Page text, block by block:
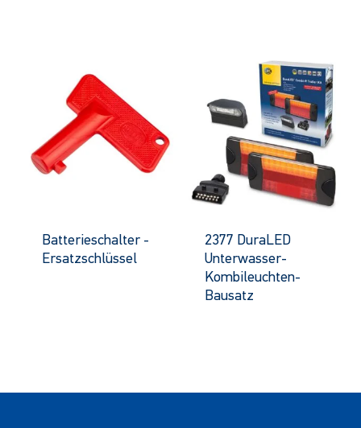
Batterieschalter -
Ersatzschlüssel
2377 DuraLED
Unterwasser-
Kombileuchten-
Bausatz